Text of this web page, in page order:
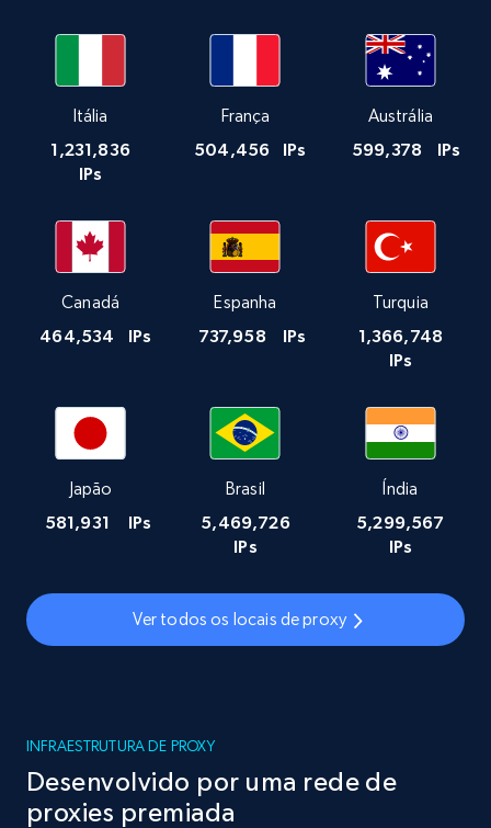
Itália
1,231,836
IPs
França
504,456 IPs
Austrália
599,378 IPs
Canadá
464,534 IPs
Espanha
737,958 IPs
Turquia
1,366,748
IPs
Japão
581,931 IPs
Brasil
5,469,726
IPs
Índia
5,299,567
IPs
Ver todos os locais de proxy
INFRAESTRUTURA DE PROXY
Desenvolvido por uma rede de
proxies premiada